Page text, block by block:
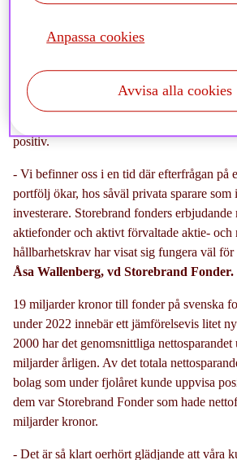
Under början av året föll börsen bland
omvärld med Rysslands invasion i Ukraina,
positiv.
- Vi befinner oss i en tid där efterfrågan på
portfölj ökar, hos såväl privata sparare som
investerare. Storebrand fonders erbjudande
aktiefonder och aktivt förvaltade aktie- och
hållbarhetskrav har visat sig fungera väl för
Åsa Wallenberg, vd Storebrand Fonder.
19 miljarder kronor till fonder på svenska
under 2022 innebär ett jämförelsevis litet
2000 har det genomsnittliga
miljarder årligen. Av det totala
bolag som under fjolåret kunde uppvisa
dem var Storebrand Fonder som hade
miljarder kronor.
- Det är så klart oerhört glädjande att våra
Anpassa cookies
Avvisa alla cookies